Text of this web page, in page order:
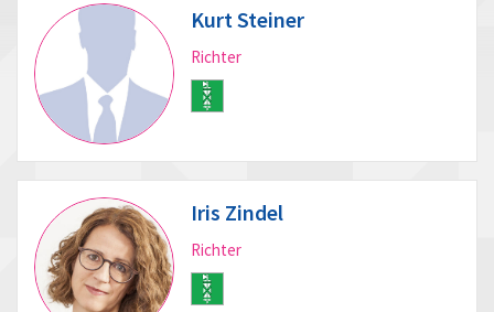
Kurt Steiner
Richter
Iris Zindel
Richter